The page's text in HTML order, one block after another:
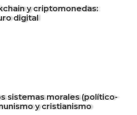
y criptomonedas:
digital
sistemas morales (político-
y cristianismo